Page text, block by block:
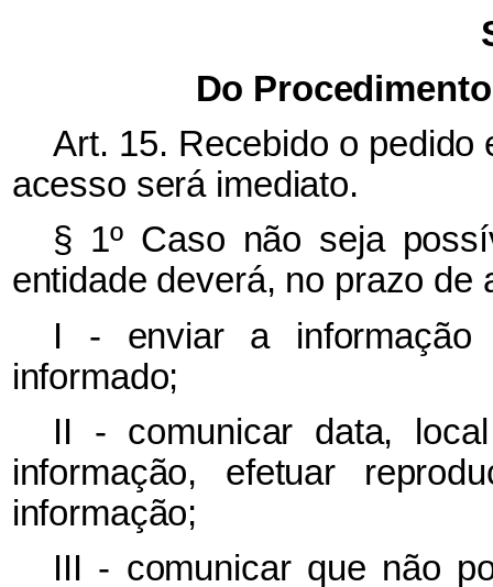
Do
Art. 15. Recebido o
acesso será imediato.
§ 1º Caso não seja
entidade deverá, no prazo de
I - enviar a informação
informado;
II - comunicar data,
informação, efetuar
informação;
III - comunicar que não